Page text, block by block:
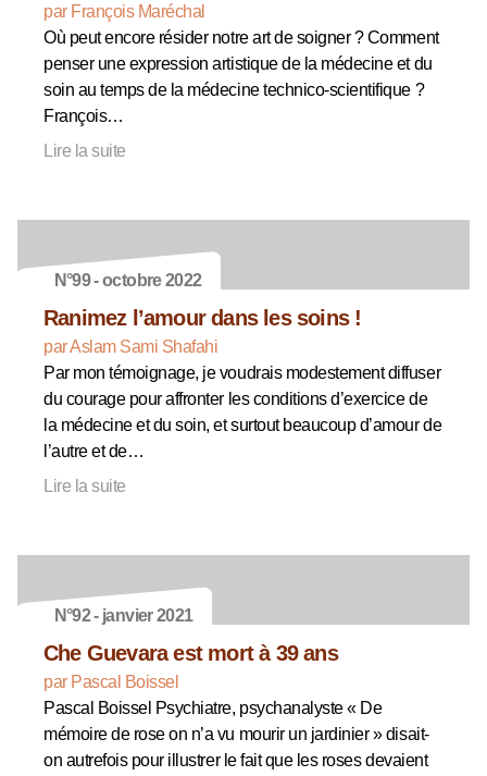
par François Maréchal
Où peut encore résider notre art de soigner ? Comment
penser une expression artistique de la médecine et du
soin au temps de la médecine technico-scientifique ?
François…
Lire la suite
N°99 - octobre 2022
Ranimez l’amour dans les soins !
par Aslam Sami Shafahi
Par mon témoignage, je voudrais modestement diffuser
du courage pour affronter les conditions d’exercice de
la médecine et du soin, et surtout beaucoup d’amour de
l’autre et de…
Lire la suite
N°92 - janvier 2021
Che Guevara est mort à 39 ans
par Pascal Boissel
Pascal Boissel Psychiatre, psychanalyste « De
mémoire de rose on n’a vu mourir un jardinier » disait-
on autrefois pour illustrer le fait que les roses devaient